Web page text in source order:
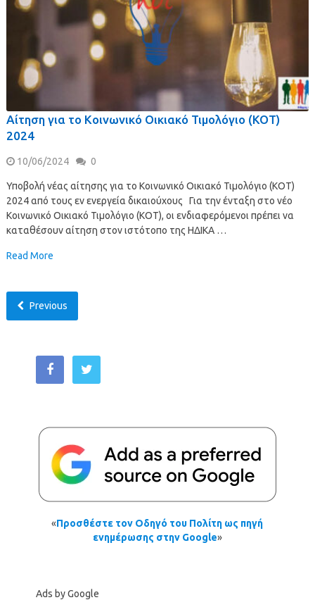
Αίτηση για το Κοινωνικό Οικιακό Τιμολόγιο (ΚΟΤ)
2024
10/06/2024 0
Υποβολή νέας αίτησης για το Κοινωνικό Οικιακό Τιμολόγιο (ΚΟΤ)
2024 από τους εν ενεργεία δικαιούχους Για την ένταξη στο νέο
Κοινωνικό Οικιακό Τιμολόγιο (ΚΟΤ), οι ενδιαφερόμενοι πρέπει να
καταθέσουν αίτηση στον ιστότοπο της ΗΔΙΚΑ …
Read More
Previous
«Προσθέστε τον Οδηγό του Πολίτη ως πηγή
ενημέρωσης στην Google»
Ads by Google